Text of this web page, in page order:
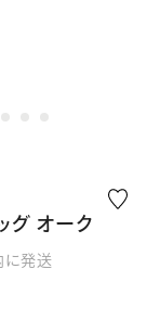
グ オーク
に発送